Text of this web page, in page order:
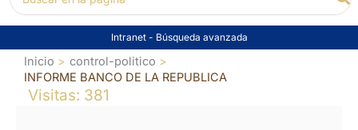
por:
Intranet - Búsqueda avanzada
Inicio
control-politico
INFORME BANCO DE LA REPUBLICA
Visitas: 381